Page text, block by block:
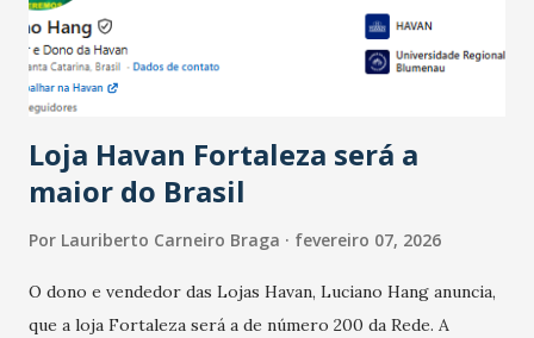
estabelecimentos no prejuízo ficou em 19%, pouco abaixo
do observado no mês anterior. Outros 1% não existiam em
novembro. Em relação a outubro, o faturamento também
cresceu. De acordo com a pesquisa, 44% dos n...
Loja Havan Fortaleza será a
maior do Brasil
Por Lauriberto Carneiro Braga fevereiro 07, 2026
O dono e vendedor das Lojas Havan, Luciano Hang anuncia,
que a loja Fortaleza será a de número 200 da Rede. A